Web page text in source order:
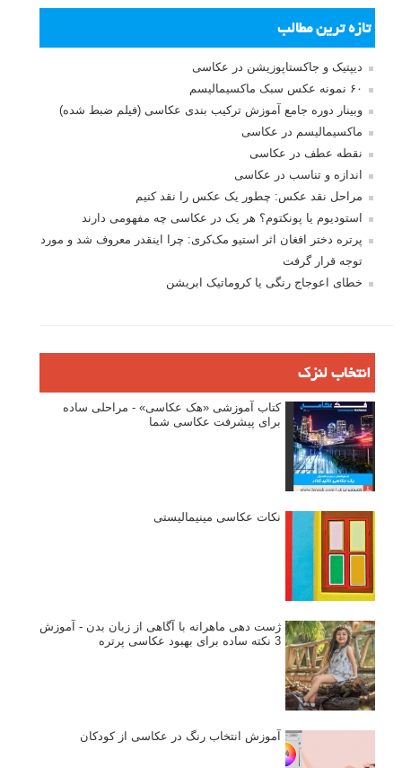
تازه ترین مطالب
دیپتیک و جاکستا‌پوزیشن در عکاسی
۶۰ نمونه عکس سبک ماکسیمالیسم
وبینار دوره جامع آموزش ترکیب بندی عکاسی (فیلم ضبط شده)
ماکسیمالیسم در عکاسی
نقطه عطف در عکاسی
اندازه و تناسب در عکاسی
مراحل نقد عکس: چطور یک عکس را نقد کنیم
استودیوم یا پونکتوم؟ هر یک در عکاسی چه مفهومی دارند
پرتره دختر افغان اثر استیو مک‌کری: چرا اینقدر معروف شد و مورد
توجه قرار گرفت
خطای اعوجاج رنگی یا کروماتیک ابریشن
انتخاب لنزک
کتاب آموزشی «هک عکاسی» - مراحلی ساده
برای پیشرفت عکاسی شما
نکات عکاسی مینیمالیستی
ژست دهی ماهرانه با آگاهی از زبان بدن - آموزش
3 نکته ساده برای بهبود عکاسی پرتره
آموزش انتخاب رنگ در عکاسی از کودکان